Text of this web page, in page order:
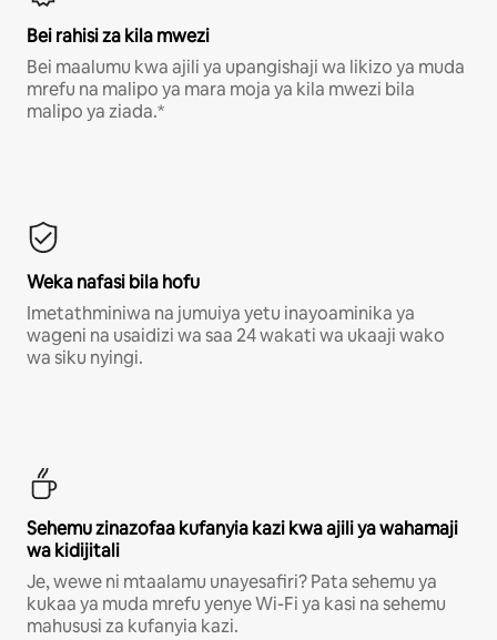
Bei rahisi za kila mwezi
Bei maalumu kwa ajili ya upangishaji wa likizo ya muda
mrefu na malipo ya mara moja ya kila mwezi bila
malipo ya ziada.*
Weka nafasi bila hofu
Imetathminiwa na jumuiya yetu inayoaminika ya
wageni na usaidizi wa saa 24 wakati wa ukaaji wako
wa siku nyingi.
Sehemu zinazofaa kufanyia kazi kwa ajili ya wahamaji
wa kidijitali
Je, wewe ni mtaalamu unayesafiri? Pata sehemu ya
kukaa ya muda mrefu yenye Wi-Fi ya kasi na sehemu
mahususi za kufanyia kazi.